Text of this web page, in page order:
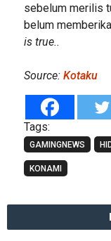
sebelum merilis
belum
is true..
Source: Kotaku
Tags:
GAMINGNEWS
KONAMI